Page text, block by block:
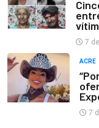
7
ACRE
7